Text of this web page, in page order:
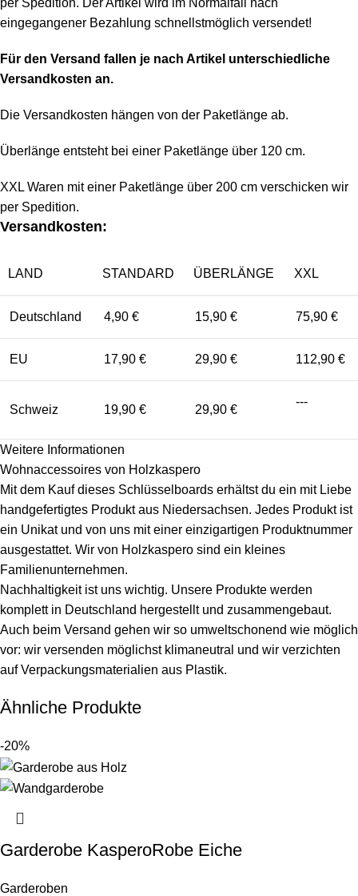
per Spedition. Der Artikel wird im Normalfall nach
eingegangener Bezahlung schnellstmöglich versendet!
Für den Versand fallen je nach Artikel unterschiedliche
Versandkosten an.
Die Versandkosten hängen von der Paketlänge ab.
Überlänge entsteht bei einer Paketlänge über 120 cm.
XXL Waren mit einer Paketlänge über 200 cm verschicken wir
per Spedition.
Versandkosten:
LAND STANDARD ÜBERLÄNGE XXL
Deutschland 4,90 € 15,90 € 75,90 €
EU 17,90 € 29,90 € 112,90 €
Schweiz 19,90 € 29,90 €
---
Weitere Informationen
Wohnaccessoires von Holzkaspero
Mit dem Kauf dieses Schlüsselboards erhältst du ein mit Liebe
handgefertigtes Produkt aus Niedersachsen. Jedes Produkt ist
ein Unikat und von uns mit einer einzigartigen Produktnummer
ausgestattet. Wir von Holzkaspero sind ein kleines
Familienunternehmen.
Nachhaltigkeit ist uns wichtig. Unsere Produkte werden
komplett in Deutschland hergestellt und zusammengebaut.
Auch beim Versand gehen wir so umweltschonend wie möglich
vor: wir versenden möglichst klimaneutral und wir verzichten
auf Verpackungsmaterialien aus Plastik.
Ähnliche Produkte
-20%
Garderobe KasperoRobe Eiche
Garderoben